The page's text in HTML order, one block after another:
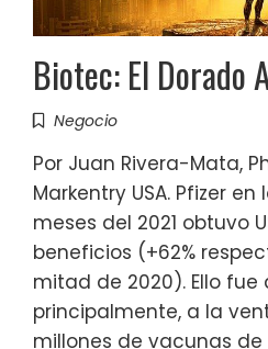
Biotec: El Dorado
Negocio
Por Juan Rivera-Mata,
Markentry USA. Pfizer
meses del 2021 obtuvo
beneficios (+62%
mitad de 2020). Ello fue
principalmente, a la
millones de vacunas de